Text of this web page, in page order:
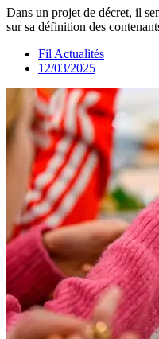
Dans un projet de décret, il
sur sa définition des
Fil Actualités
12/03/2025